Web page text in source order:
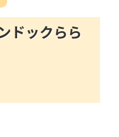
ドックらら